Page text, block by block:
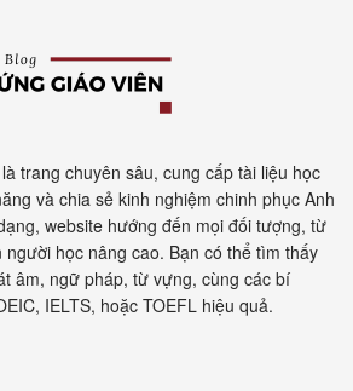
là trang chuyên sâu, cung cấp tài liệu học
và chia sẻ kinh nghiệm chinh phục Anh
website hướng đến mọi đối tượng, từ
học nâng cao. Bạn có thể tìm thấy
âm, ngữ pháp, từ vựng, cùng các bí
IELTS, hoặc TOEFL hiệu quả.